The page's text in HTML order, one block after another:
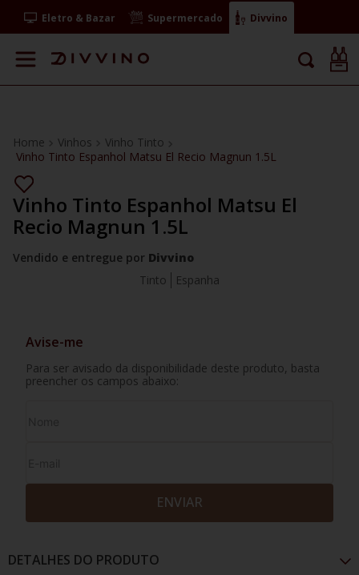
Eletro & Bazar Supermercado Divvino
Vinhos
Vinho Tinto
Vinho Tinto Espanhol Matsu El Recio Magnun 1.5L
Vinho Tinto Espanhol Matsu El
Recio Magnun 1.5L
Vendido e entregue por Divvino
Tinto
Espanha
Avise-me
Para ser avisado da disponibilidade deste produto, basta
preencher os campos abaixo:
ENVIAR
DETALHES DO PRODUTO